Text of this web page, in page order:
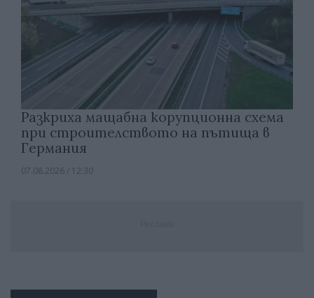
Разкриха мащабна корупционна схема
при строителството на пътища в
Германия
07.08.2026 / 12:30